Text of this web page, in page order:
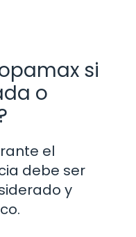
si
o
el
debe ser
y